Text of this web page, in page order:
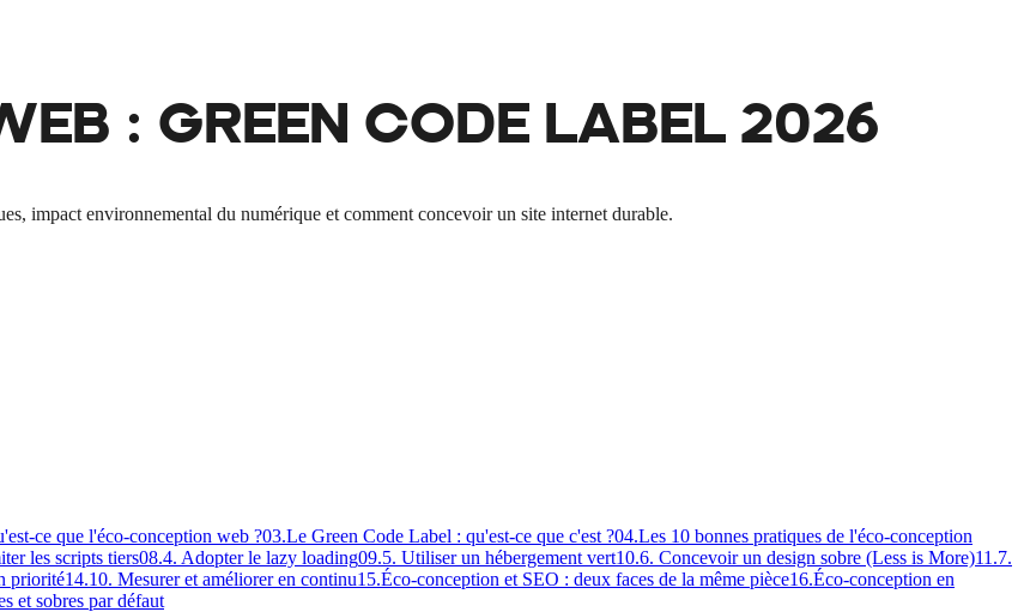
: GREEN CODE LABEL 2026
impact environnemental du numérique et comment concevoir un site internet durable.
ce que l'éco-conception web ?03.Le Green Code Label : qu'est-ce que c'est ?04.Les 10 bonnes pratiques de l'éco-conception
les scripts tiers08.4. Adopter le lazy loading09.5. Utiliser un hébergement vert10.6. Concevoir un design sobre (Less is More)11 .7.
priorité14.10. Mesurer et améliorer en continu15.Éco-conception et SEO : deux faces de la même pièce16.Éco-conception en
et sobres par défaut